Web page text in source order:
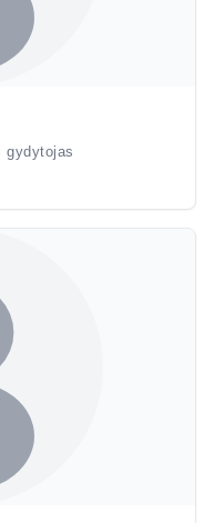
gydytojas